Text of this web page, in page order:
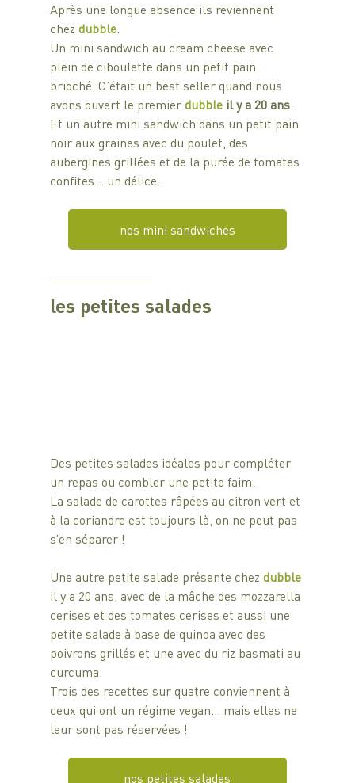
Après une longue absence ils reviennent
chez dubble.
Un mini sandwich au cream cheese avec
plein de ciboulette dans un petit pain
brioché. C’était un best seller quand nous
avons ouvert le premier dubble il y a 20 ans.
Et un autre mini sandwich dans un petit pain
noir aux graines avec du poulet, des
aubergines grillées et de la purée de tomates
confites… un délice.
nos mini sandwiches
les petites salades
Des petites salades idéales pour compléter
un repas ou combler une petite faim.
La salade de carottes râpées au citron vert et
à la coriandre est toujours là, on ne peut pas
s’en séparer !
Une autre petite salade présente chez dubble
il y a 20 ans, avec de la mâche des mozzarella
cerises et des tomates cerises et aussi une
petite salade à base de quinoa avec des
poivrons grillés et une avec du riz basmati au
curcuma.
Trois des recettes sur quatre conviennent à
ceux qui ont un régime vegan… mais elles ne
leur sont pas réservées !
nos petites salades